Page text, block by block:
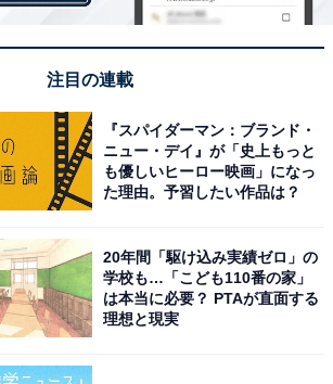
注目の連載
『スパイダーマン：ブランド・
ニュー・デイ』が「史上もっと
も優しいヒーロー映画」になっ
た理由。予習したい作品は？
20年間「駆け込み実績ゼロ」の
学校も…「こども110番の家」
は本当に必要？ PTAが直面する
理想と現実